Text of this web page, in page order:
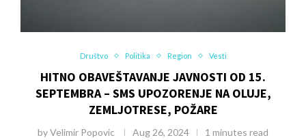
Društvo Politika Region Vesti
HITNO OBAVEŠTAVANJE JAVNOSTI OD 15.
SEPTEMBRA – SMS UPOZORENJE NA OLUJE,
ZEMLJOTRESE, POŽARE
byVelimir Popovic Aug 26, 2024 1 minutes read